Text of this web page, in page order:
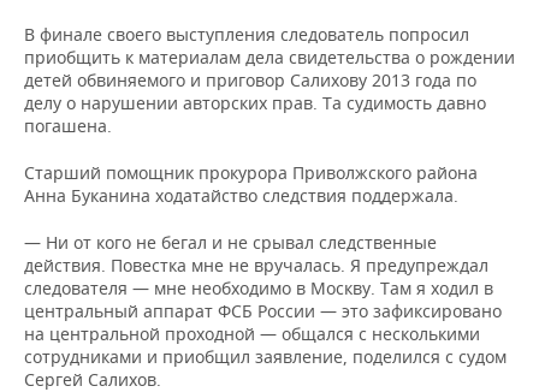
В финале своего выступления следователь попросил
приобщить к материалам дела свидетельства о рождении
детей обвиняемого и приговор Салихову 2013 года по
делу о нарушении авторских прав. Та судимость давно
погашена.
Старший помощник прокурора Приволжского района
Анна Буканина ходатайство следствия поддержала.
— Ни от кого не бегал и не срывал следственные
действия. Повестка мне не вручалась. Я предупреждал
следователя — мне необходимо в Москву. Там я ходил в
центральный аппарат ФСБ России — это зафиксировано
на центральной проходной — общался с несколькими
сотрудниками и приобщил заявление, поделился с судом
Сергей Салихов.